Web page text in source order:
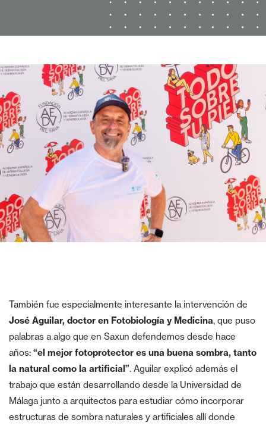
También fue especialmente interesante la intervención de
José Aguilar, doctor en Fotobiología y Medicina, que puso
palabras a algo que en Saxun defendemos desde hace
años: “el mejor fotoprotector es una buena sombra, tanto
la natural como la artificial”. Aguilar explicó además el
trabajo que están desarrollando desde la Universidad de
Málaga junto a arquitectos para estudiar cómo incorporar
estructuras de sombra naturales y artificiales allí donde